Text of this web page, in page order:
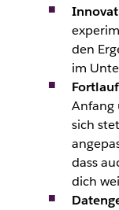
den
im
Anfang
sich
dass
dich